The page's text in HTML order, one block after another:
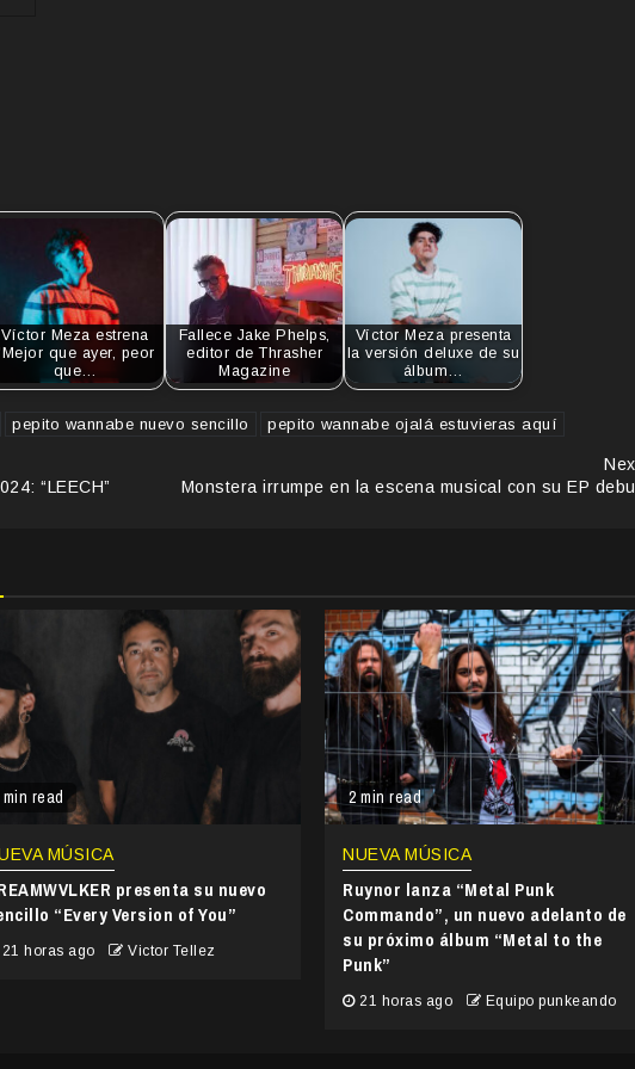
Víctor Meza estrena
que ayer, peor
que…
Fallece Jake Phelps,
editor de Thrasher
Magazine
Víctor Meza presenta
la versión deluxe de su
álbum…
pepito wannabe nuevo sencillo pepito wannabe ojalá estuvieras aquí
“LEECH”
Monstera irrumpe en la escena musical con su EP
min read
MÚSICA
presenta su nuevo
“Every Version of You”
horas ago Victor Tellez
2 min read
NUEVA MÚSICA
Ruynor lanza “Metal Punk
Commando”, un nuevo adelanto de
su próximo álbum “Metal to the
Punk”
21 horas ago Equipo punkeando